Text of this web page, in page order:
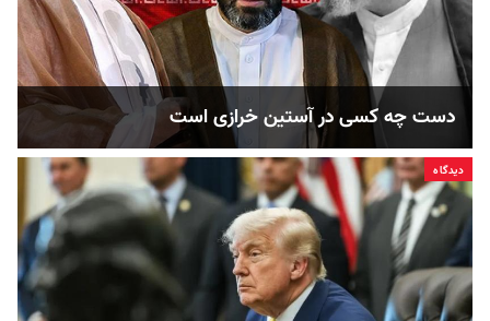
دست چه کسی در آستین خرازی است
دیدگاه